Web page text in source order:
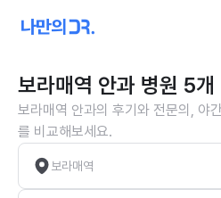
보라매역 안과 병원 5
보라매역 안과의 후기와 전문의, 야
를 비교해보세요.
보라매역